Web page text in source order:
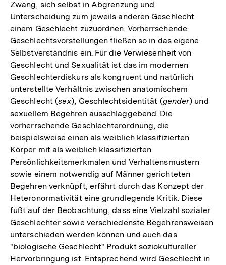
Zwang, sich selbst in Abgrenzung und
Unterscheidung zum jeweils anderen Geschlecht
einem Geschlecht zuzuordnen. Vorherrschende
Geschlechtsvorstellungen fließen so in das eigene
Selbstverständnis ein. Für die Verwiesenheit von
Geschlecht und Sexualität ist das im modernen
Geschlechterdiskurs als kongruent und natürlich
unterstellte Verhältnis zwischen anatomischem
Geschlecht (sex), Geschlechtsidentität (gender) und
sexuellem Begehren ausschlaggebend. Die
vorherrschende Geschlechterordnung, die
beispielsweise einen als weiblich klassifizierten
Körper mit als weiblich klassifizierten
Persönlichkeitsmerkmalen und Verhaltensmustern
sowie einem notwendig auf Männer gerichteten
Begehren verknüpft, erfährt durch das Konzept der
Heteronormativität eine grundlegende Kritik. Diese
fußt auf der Beobachtung, dass eine Vielzahl sozialer
Geschlechter sowie verschiedenste Begehrensweisen
unterschieden werden können und auch das
"biologische Geschlecht" Produkt soziokultureller
Hervorbringung ist. Entsprechend wird Geschlecht in